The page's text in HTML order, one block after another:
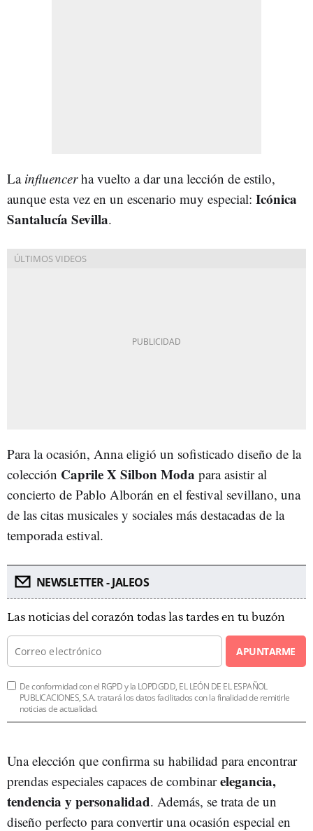
La influencerha vuelto a dar una lección de estilo,
aunque esta vez en un escenario muy especial: Icónica
Santalucía Sevilla.
Para la ocasión, Anna eligió un sofisticado diseño de la
colección Caprile X Silbon Moda para asistir al
concierto de Pablo Alborán en el festival sevillano, una
de las citas musicales y sociales más destacadas de la
temporada estival.
NEWSLETTER - JALEOS
Las noticias del corazón todas las tardes en tu buzón
APUNTARME
De conformidad con el RGPD y la LOPDGDD, EL LEÓN DE EL ESPAÑOL
PUBLICACIONES, S.A. tratará los datos facilitados con la finalidad de remitirle
noticias de actualidad.
Una elección que confirma su habilidad para encontrar
prendas especiales capaces de combinarelegancia,
tendencia y personalidad. Además, se trata de un
diseño perfecto para convertir una ocasión especial en